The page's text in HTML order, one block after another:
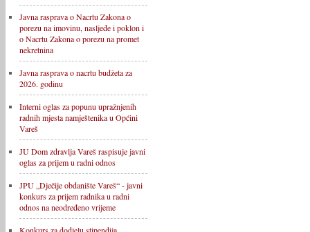
Javna rasprava o Nacrtu Zakona o
porezu na imovinu, nasljeđe i poklon i
o Nacrtu Zakona o porezu na promet
nekretnina
Javna rasprava o nacrtu budžeta za
2026. godinu
Interni oglas za popunu upražnjenih
radnih mjesta namještenika u Općini
Vareš
JU Dom zdravlja Vareš raspisuje javni
oglas za prijem u radni odnos
JPU „Dječije obdanište Vareš“ - javni
konkurs za prijem radnika u radni
odnos na neodređeno vrijeme